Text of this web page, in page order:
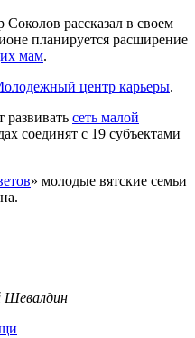
Соколов рассказал в своем
планируется расширение
мам.
центр карьеры.
сеть малой
соединят с 19 субъектами
» молодые вятские семьи
Шевалдин